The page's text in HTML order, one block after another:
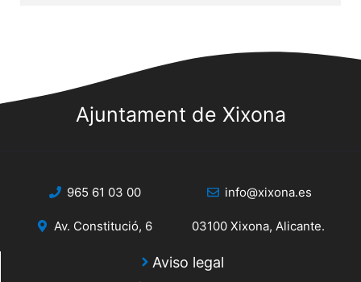
Ajuntament de Xixona
965 61 03 00 info@xixona.es
Av. Constitució, 6 03100 Xixona, Alicante.
Aviso legal